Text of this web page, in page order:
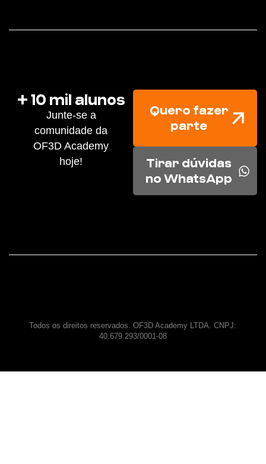
+ 10 mil alunos
Junte-se a
comunidade da
OF3D Academy
hoje!
Quero fazer
parte
Tirar dúvidas
no WhatsApp
Todos os direitos reservados. OF3D Academy LTDA. CNPJ:
40.679.293/0001-08